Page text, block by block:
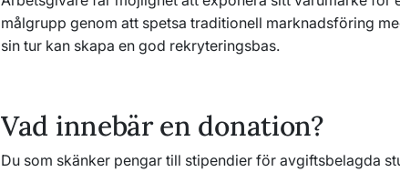
målgrupp genom att spetsa traditionell marknadsföring
sin tur kan skapa en god rekryteringsbas.
Vad innebär en donation?
Du som skänker pengar till stipendier för avgiftsbelagda